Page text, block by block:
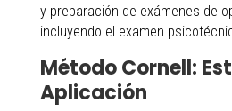
y preparación de exámenes de
incluyendo el examen
Método Cornell:
Aplicación